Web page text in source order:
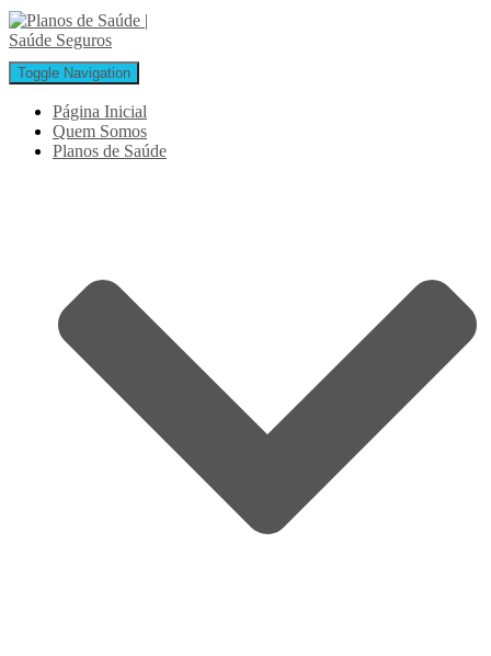
Toggle Navigation
Página Inicial
Quem Somos
Planos de Saúde